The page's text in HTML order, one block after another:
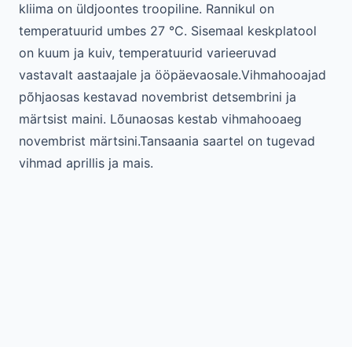
kliima on üldjoontes troopiline. Rannikul on
temperatuurid umbes 27 °C. Sisemaal keskplatool
on kuum ja kuiv, temperatuurid varieeruvad
vastavalt aastaajale ja ööpäevaosale.Vihmahooajad
põhjaosas kestavad novembrist detsembrini ja
märtsist maini. Lõunaosas kestab vihmahooaeg
novembrist märtsini.Tansaania saartel on tugevad
vihmad aprillis ja mais.